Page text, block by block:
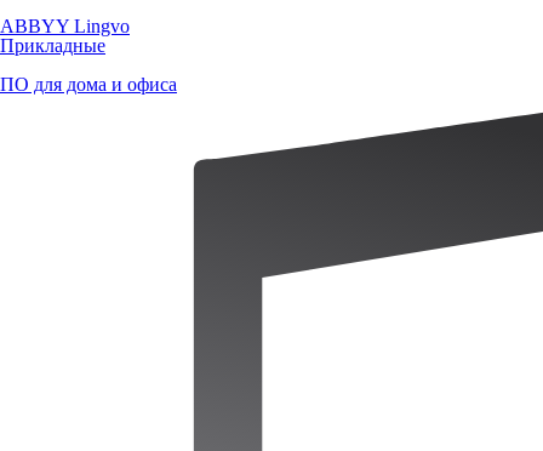
ABBYY Lingvo
Прикладные
ПО для дома и офиса